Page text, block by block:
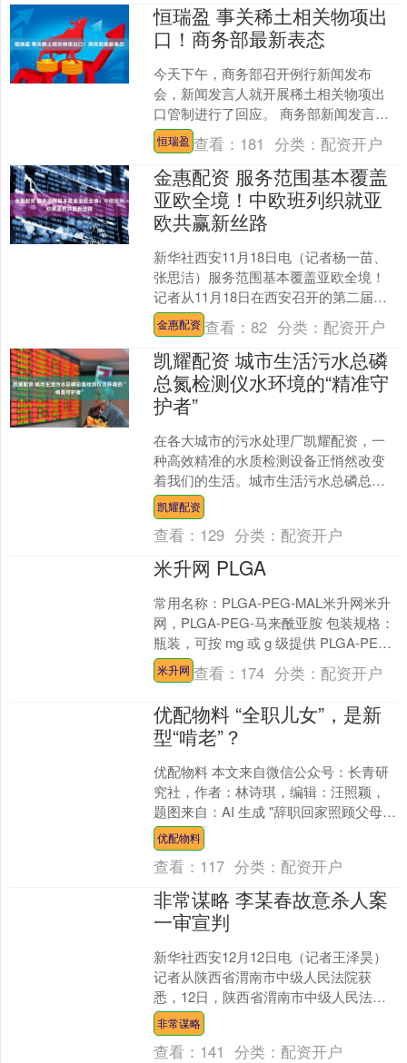
恒瑞盈 事关稀土相关物项出
口！商务部最新表态
今天下午，商务部召开例行新闻发布
会，新闻发言人就开展稀土相关物项出
口管制进行了回应。 商务部新闻发言人
何亚东：中国政府依法依规开展稀土相
关物项的出口管制工作，据....
恒瑞盈 查看： 181 分类： 配资开户
金惠配资 服务范围基本覆盖
亚欧全境！中欧班列织就亚
欧共赢新丝路
新华社西安11月18日电（记者杨一苗、
张思洁）服务范围基本覆盖亚欧全境！
记者从11月18日在西安召开的第二届中
欧班列国际合作论坛上了解到，中欧班
列已累计开行近1....
金惠配资 查看：82 分类： 配资开户
凯耀配资 城市生活污水总磷
总氮检测仪水环境的“精准守
护者”
在各大城市的污水处理厂凯耀配资，一
种高效精准的水质检测设备正悄然改变
着我们的生活。城市生活污水总磷总氮
检测仪以其快速、精准、便携的特点，
成为环保工作者手中的“侦....
凯耀配资
查看： 129 分类： 配资开户
米升网 PLGA
常用名称：PLGA-PEG-MAL米升网米升
网，PLGA-PEG-马来酰亚胺 包装规格：
瓶装，可按 mg 或 g 级提供 PLGA-PEG-
Mal：纳米材料和....
米升网 查看： 174 分类： 配资开户
优配物料 “全职儿女”，是新
型“啃老”？
优配物料 本文来自微信公众号：长青研
究社，作者：林诗琪，编辑：汪照颖，
题图来自：AI 生成 "辞职回家照顾父母，
每月拿 4000 元‘照料补贴’算不算啃
老？""....
优配物料
查看： 117 分类： 配资开户
非常谋略 李某春故意杀人案
一审宣判
新华社西安12月12日电（记者王泽昊）
记者从陕西省渭南市中级人民法院获
悉，12日，陕西省渭南市中级人民法院
依法对被告人李某春故意杀人一案一审
公开宣判，判处被告人....
非常谋略
查看： 141 分类： 配资开户